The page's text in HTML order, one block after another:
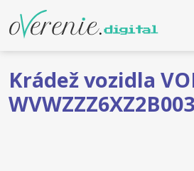
Krádež vozidla